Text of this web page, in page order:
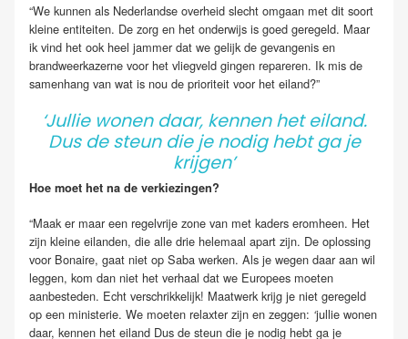
“We kunnen als Nederlandse overheid slecht omgaan met dit soort
kleine entiteiten. De zorg en het onderwijs is goed geregeld. Maar
ik vind het ook heel jammer dat we gelijk de gevangenis en
brandweerkazerne voor het vliegveld gingen repareren. Ik mis de
samenhang van wat is nou de prioriteit voor het eiland?”
‘Jullie wonen daar, kennen het eiland.
Dus de steun die je nodig hebt ga je
krijgen’
Hoe moet het na de verkiezingen?
“Maak er maar een regelvrije zone van met kaders eromheen. Het
zijn kleine eilanden, die alle drie helemaal apart zijn. De oplossing
voor Bonaire, gaat niet op Saba werken. Als je wegen daar aan wil
leggen, kom dan niet het verhaal dat we Europees moeten
aanbesteden. Echt verschrikkelijk! Maatwerk krijg je niet geregeld
op een ministerie. We moeten relaxter zijn en zeggen: ‘jullie wonen
daar, kennen het eiland Dus de steun die je nodig hebt ga je